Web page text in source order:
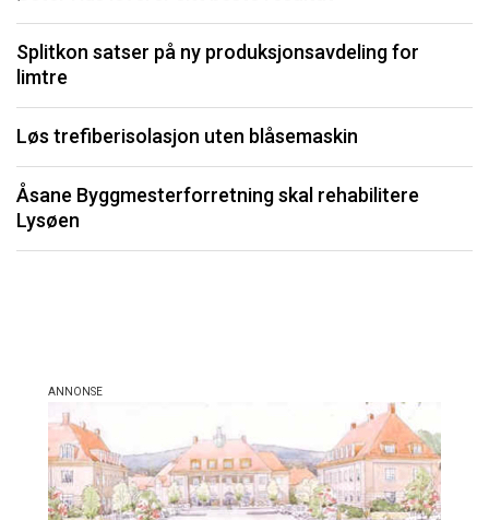
Splitkon satser på ny produksjonsavdeling for
limtre
Løs trefiberisolasjon uten blåsemaskin
Åsane Byggmesterforretning skal rehabilitere
Lysøen